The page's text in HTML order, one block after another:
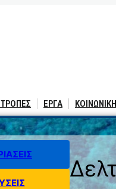
ΕΡΓΑ